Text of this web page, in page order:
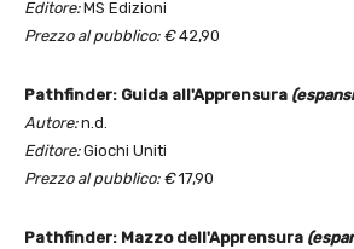
Editore:MS Edizioni
Prezzo al pubblico: €42,90
Pathfinder: Guida all'Apprensura
Autore:n.d.
Editore:Giochi Uniti
Prezzo al pubblico: €17,90
Pathfinder: Mazzo dell'Apprensura